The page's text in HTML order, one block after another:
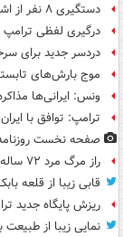
دستگیری ۸ نفر از اشرار مسلح شاخص و مرتبطین گروهک های تروریستی
درگیری لفظی
دردسر جدید برای
موج بارش‌های تابستانه در
ونس: ایرانی‌ها
ترامپ: توافق با
صفحه نخست روزنامه‌های
راز مرگ مرد ۷۲ ساله در تهرانپارس فاش شد
قابی زیبا از قلعه
ریزش پایگاه جدید
نمایی زیبا از طبیعت